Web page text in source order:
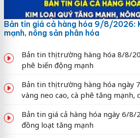
Bản tin giá cả hàng hóa 9/8/2026:
mạnh, nông sản phân hóa
Bản tin thị trường hàng hóa 8/8/
phê biến động mạnh
Bản tin thị trường hàng hóa ngày
vàng neo cao, cà phê tăng mạnh,
Bản tin giá cả hàng hóa ngày 6/8/
đồng loạt tăng mạnh